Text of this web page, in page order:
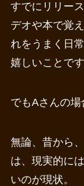
すでにリリー
デオや本で覚
れをうまく日
嬉しいことです
でもAさんの場
無論、昔から
は、現実的に
いのが現状。